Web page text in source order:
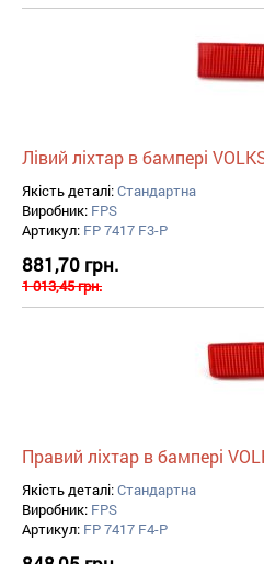
Лівий ліхтар в бампері
Якість деталі:Стандартна
Виробник: FPS
Артикул: FP 7417 F3-P
881,70 грн.
1 013,45 грн.
Правий ліхтар в бампері
Якість деталі:Стандартна
Виробник: FPS
Артикул: FP 7417 F4-P